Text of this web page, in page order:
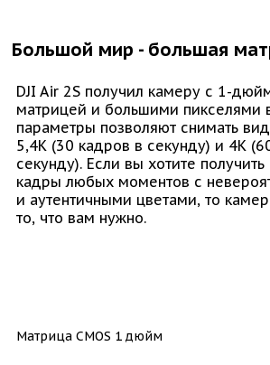
Большой мир - большая
DJI Air 2S получил камеру с 1-
матрицей и большими пикселями
параметры позволяют снимать
5,4K (30 кадров в секунду) и 4K
секунду). Если вы хотите
кадры любых моментов с
и аутентичными цветами, то
то, что вам нужно.
Матрица CMOS 1 дюйм